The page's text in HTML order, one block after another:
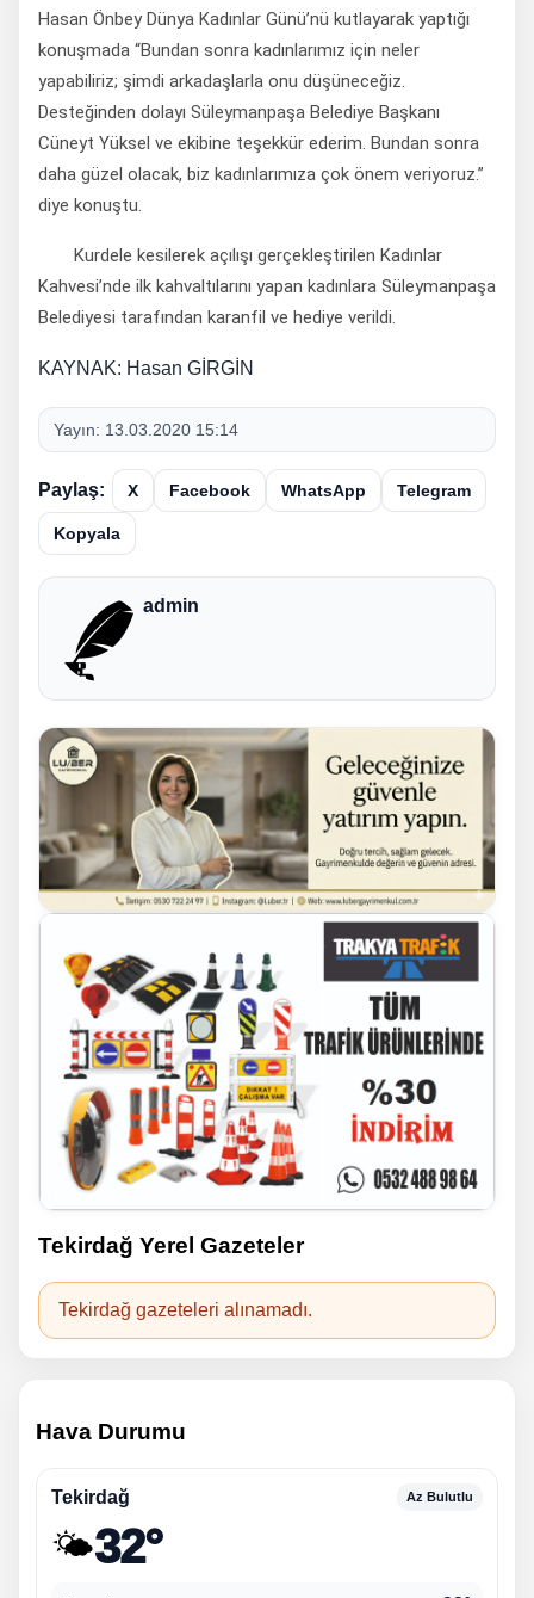
Hasan Önbey Dünya Kadınlar Günü’nü kutlayarak yaptığı
konuşmada “Bundan sonra kadınlarımız için neler
yapabiliriz; şimdi arkadaşlarla onu düşüneceğiz.
Desteğinden dolayı Süleymanpaşa Belediye Başkanı
Cüneyt Yüksel ve ekibine teşekkür ederim. Bundan sonra
daha güzel olacak, biz kadınlarımıza çok önem veriyoruz.”
diye konuştu.
Kurdele kesilerek açılışı gerçekleştirilen Kadınlar
Kahvesi’nde ilk kahvaltılarını yapan kadınlara Süleymanpaşa
Belediyesi tarafından karanfil ve hediye verildi.
KAYNAK: Hasan GİRGİN
Yayın: 13.03.2020 15:14
Paylaş: X Facebook WhatsApp Telegram
Kopyala
admin
Tekirdağ Yerel Gazeteler
Tekirdağ gazeteleri alınamadı.
Hava Durumu
Tekirdağ Az Bulutlu
🌤️32°